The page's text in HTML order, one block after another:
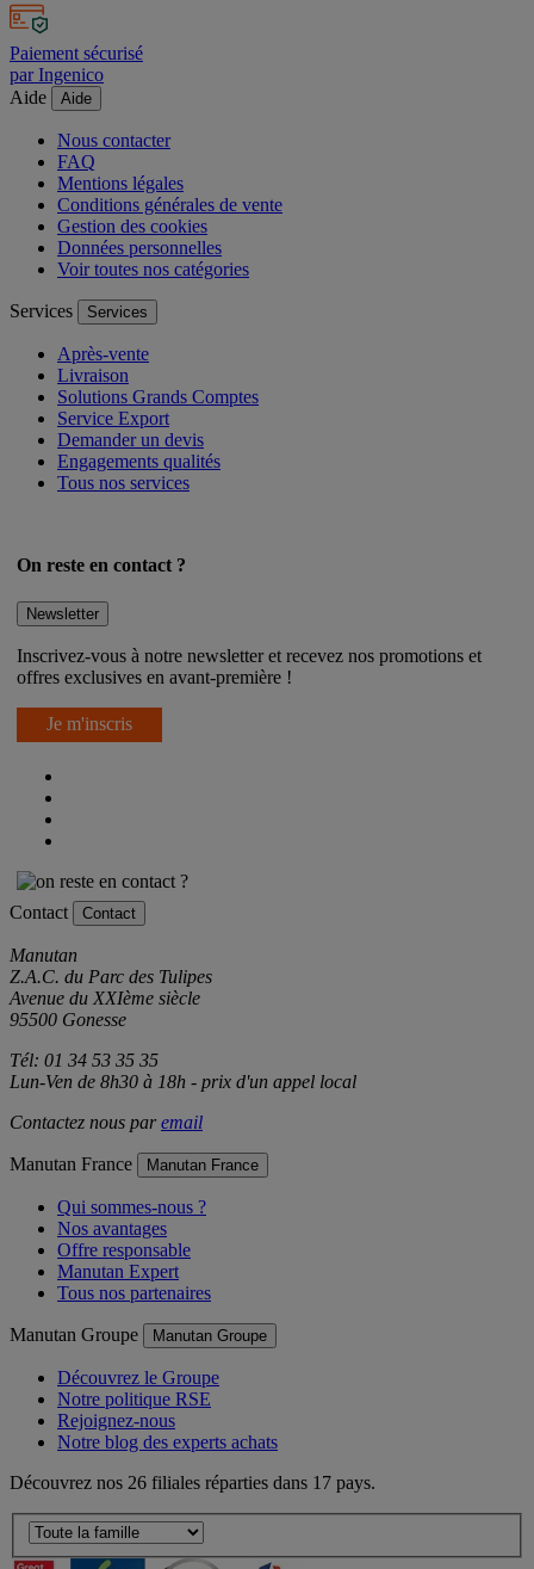
Paiement sécurisé
par Ingenico
Aide
Aide
Nous contacter
FAQ
Mentions légales
Conditions générales de vente
Gestion des cookies
Données personnelles
Voir toutes nos catégories
Services Services
Après-vente
Livraison
Solutions Grands Comptes
Service Export
Demander un devis
Engagements qualités
Tous nos services
On reste en contact ?
Newsletter
Inscrivez-vous à notre newsletter et recevez nos promotions et
offres exclusives en avant-première !
Je m'inscris
Contact Contact
Manutan
Z.A.C. du Parc des Tulipes
Avenue du XXIème siècle
95500 Gonesse
Tél: 01 34 53 35 35
Lun-Ven de 8h30 à 18h - prix d'un appel local
Contactez nous paremail
Manutan France Manutan France
Qui sommes-nous ?
Nos avantages
Offre responsable
Manutan Expert
Tous nos partenaires
Manutan Groupe Manutan Groupe
Découvrez le Groupe
Notre politique RSE
Rejoignez-nous
Notre blog des experts achats
Découvrez nos 26 filiales réparties dans 17 pays.